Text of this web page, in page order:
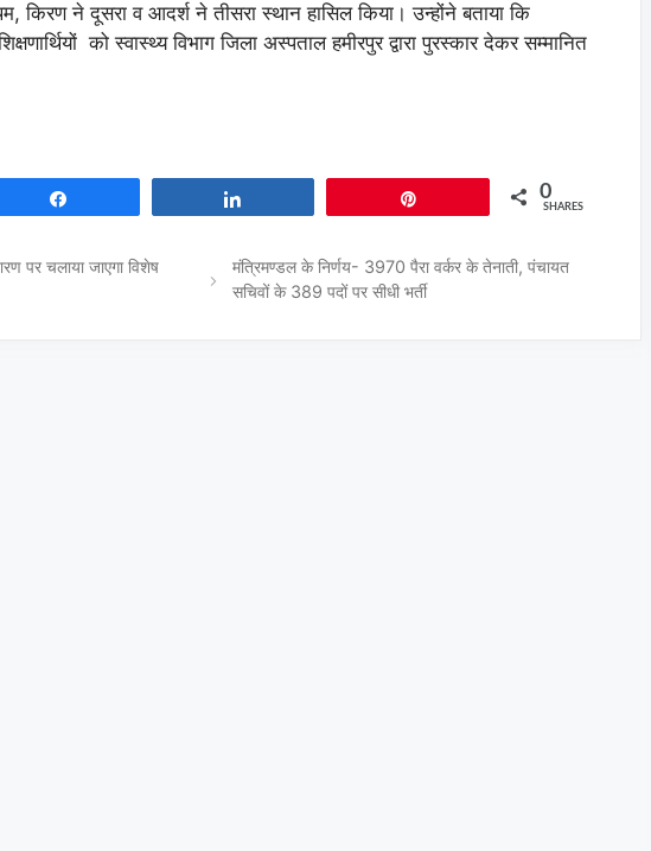
किरण ने दूसरा व आदर्श ने तीसरा स्थान हासिल किया। उन्होंने बताया कि
को स्वास्थ्य विभाग जिला अस्पताल हमीरपुर द्वारा पुरस्कार देकर सम्मानित
0
SHARES
पर चलाया जाएगा विशेष
मंत्रिमण्डल के निर्णय- 3970 पैरा वर्कर के तेनाती, पंचायत
सचिवों के 389 पदों पर सीधी भर्ती